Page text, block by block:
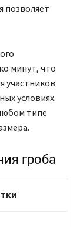
позволяет
минут, что
участников
условиях.
типе
гроба